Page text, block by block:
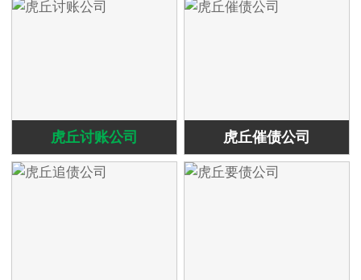
虎丘讨账公司 虎丘催债公司